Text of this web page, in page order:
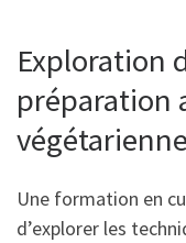
Exploration
préparation
végétarienne
Une formation en
d’explorer les